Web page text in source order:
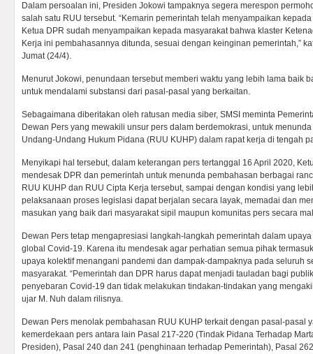
Dalam persoalan ini, Presiden Jokowi tampaknya segera merespon
salah satu RUU tersebut. “Kemarin pemerintah telah menyampaikan
Ketua DPR sudah menyampaikan kepada masyarakat bahwa klaster
Kerja ini pembahasannya ditunda, sesuai dengan keinginan pemerintah,”
Jumat (24/4).
Menurut Jokowi, penundaan tersebut memberi waktu yang lebih lama baik
untuk mendalami substansi dari pasal-pasal yang berkaitan.
Sebagaimana diberitakan oleh ratusan media siber, SMSI meminta
Dewan Pers yang mewakili unsur pers dalam berdemokrasi, untuk
Undang-Undang Hukum Pidana (RUU KUHP) dalam rapat kerja di tengah
Menyikapi hal tersebut, dalam keterangan pers tertanggal 16 April 2020,
mendesak DPR dan pemerintah untuk menunda pembahasan berbagai
RUU KUHP dan RUU Cipta Kerja tersebut, sampai dengan kondisi yang
pelaksanaan proses legislasi dapat berjalan secara layak, memadai dan
masukan yang baik dari masyarakat sipil maupun komunitas pers secara
Dewan Pers tetap mengapresiasi langkah-langkah pemerintah dalam
global Covid-19. Karena itu mendesak agar perhatian semua pihak
upaya kolektif menangani pandemi dan dampak-dampaknya pada seluruh
masyarakat. “Pemerintah dan DPR harus dapat menjadi tauladan bagi
penyebaran Covid-19 dan tidak melakukan tindakan-tindakan yang
ujar M. Nuh dalam rilisnya.
Dewan Pers menolak pembahasan RUU KUHP terkait dengan pasal-pasal
kemerdekaan pers antara lain Pasal 217-220 (Tindak Pidana Terhadap
Presiden), Pasal 240 dan 241 (penghinaan terhadap Pemerintah), Pasal